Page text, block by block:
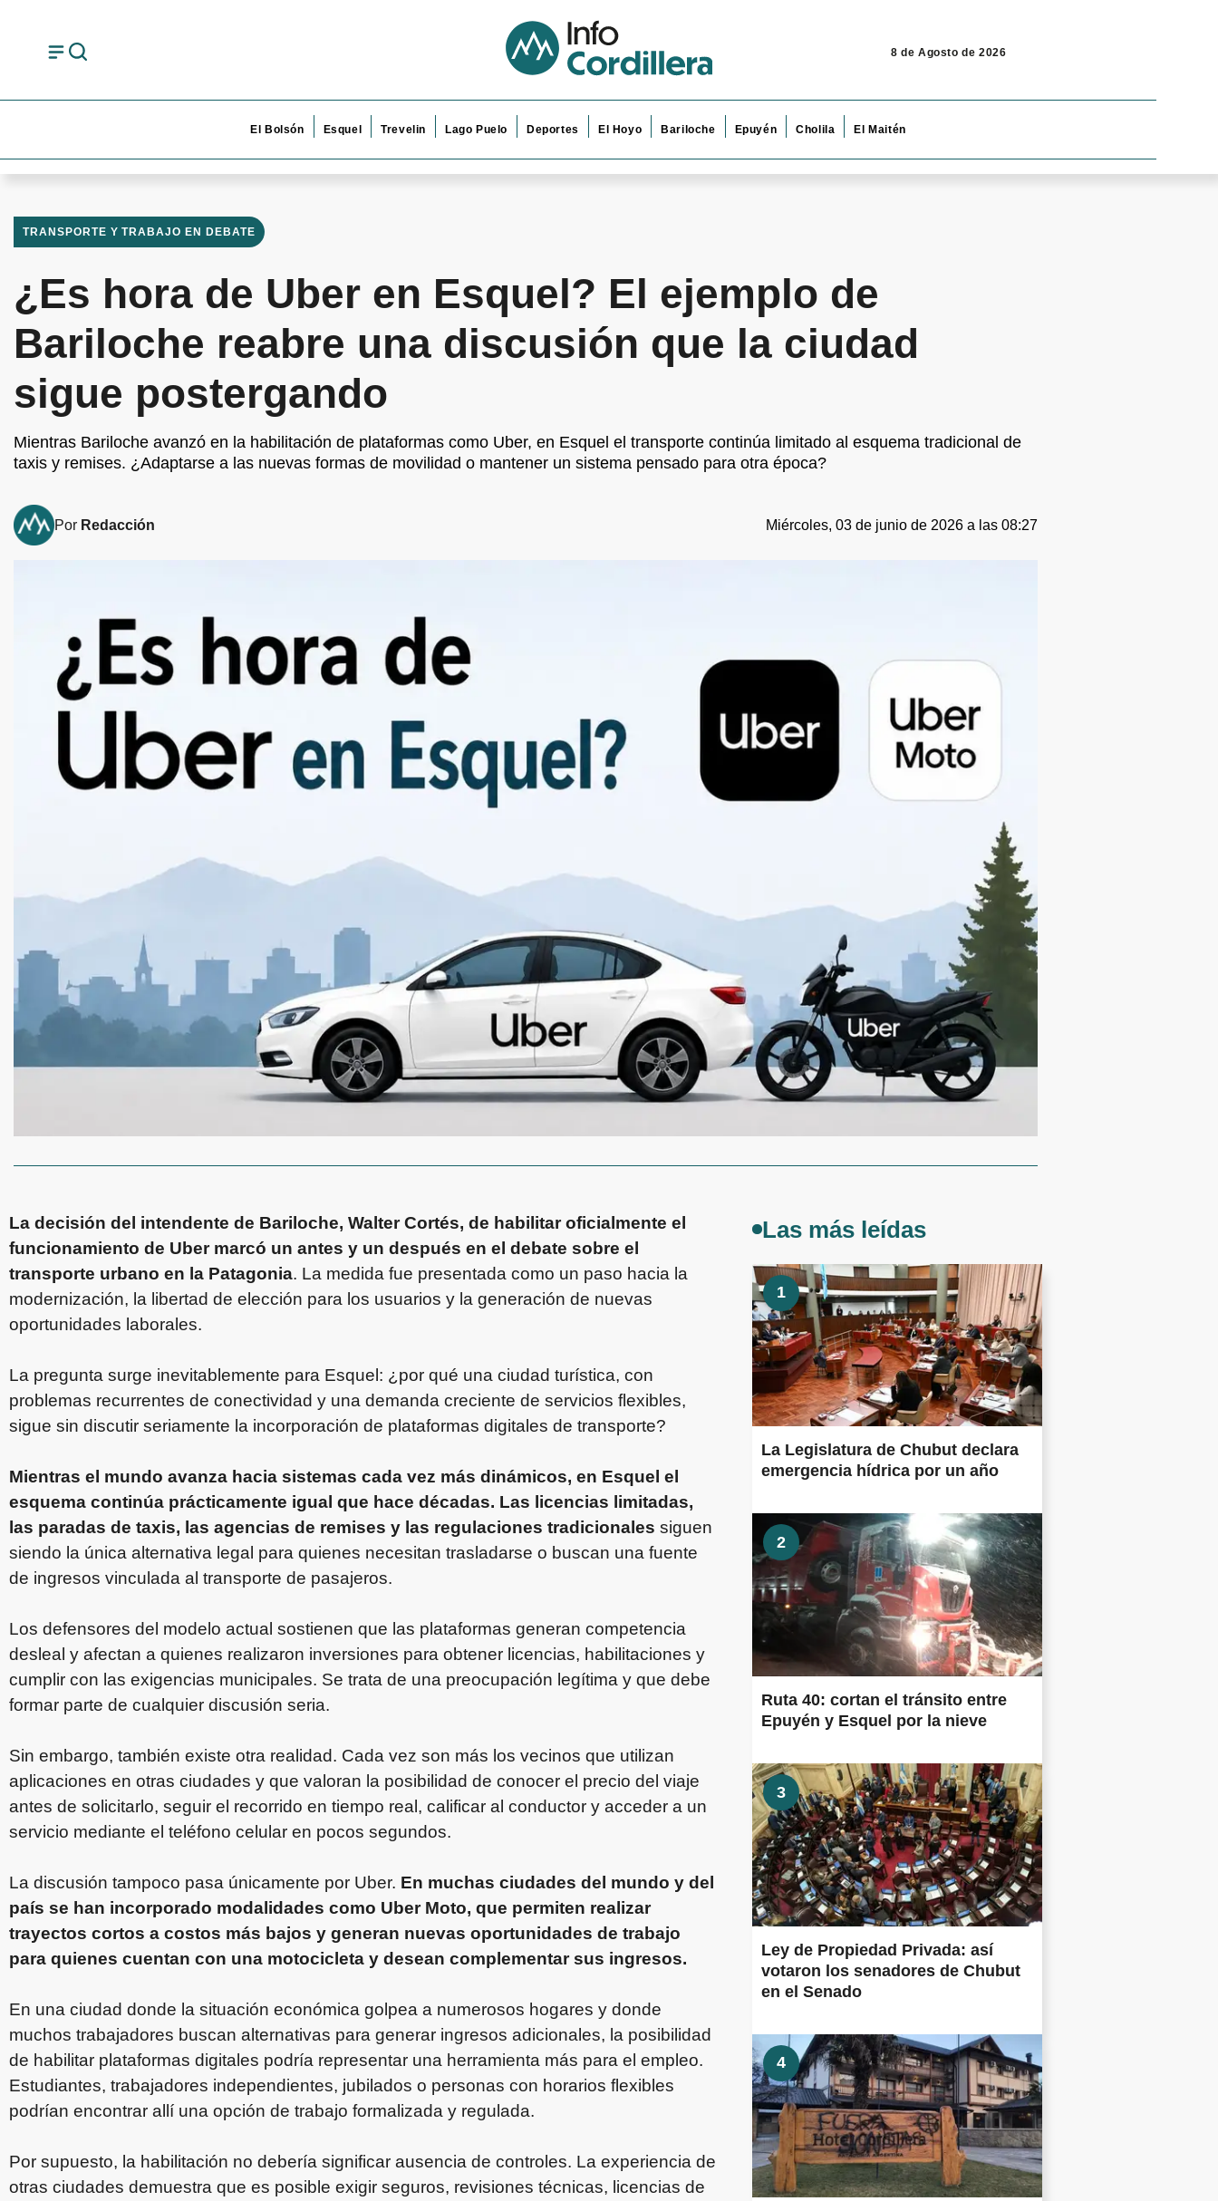
8 de Agosto de 2026
El Bolsón Esquel Trevelin Lago Puelo Deportes El Hoyo Bariloche Epuyén Cholila El Maitén
TRANSPORTE Y TRABAJO EN DEBATE
¿Es hora de Uber en Esquel? El ejemplo de
Bariloche reabre una discusión que la ciudad
sigue postergando
Mientras Bariloche avanzó en la habilitación de plataformas como Uber, en Esquel el transporte continúa limitado al esquema tradicional de
taxis y remises. ¿Adaptarse a las nuevas formas de movilidad o mantener un sistema pensado para otra época?
Por Redacción Miércoles, 03 de junio de 2026 a las 08:27
La decisión del intendente de Bariloche, Walter Cortés, de habilitar oficialmente el
funcionamiento de Uber marcó un antes y un después en el debate sobre el
transporte urbano en la Patagonia. La medida fue presentada como un paso hacia la
modernización, la libertad de elección para los usuarios y la generación de nuevas
oportunidades laborales.
La pregunta surge inevitablemente para Esquel: ¿por qué una ciudad turística, con
problemas recurrentes de conectividad y una demanda creciente de servicios flexibles,
sigue sin discutir seriamente la incorporación de plataformas digitales de transporte?
Mientras el mundo avanza hacia sistemas cada vez más dinámicos, en Esquel el
esquema continúa prácticamente igual que hace décadas. Las licencias limitadas,
las paradas de taxis, las agencias de remises y las regulaciones tradicionales siguen
siendo la única alternativa legal para quienes necesitan trasladarse o buscan una fuente
de ingresos vinculada al transporte de pasajeros.
Los defensores del modelo actual sostienen que las plataformas generan competencia
desleal y afectan a quienes realizaron inversiones para obtener licencias, habilitaciones y
cumplir con las exigencias municipales. Se trata de una preocupación legítima y que debe
formar parte de cualquier discusión seria.
Sin embargo, también existe otra realidad. Cada vez son más los vecinos que utilizan
aplicaciones en otras ciudades y que valoran la posibilidad de conocer el precio del viaje
antes de solicitarlo, seguir el recorrido en tiempo real, calificar al conductor y acceder a un
servicio mediante el teléfono celular en pocos segundos.
La discusión tampoco pasa únicamente por Uber. En muchas ciudades del mundo y del
país se han incorporado modalidades como Uber Moto, que permiten realizar
trayectos cortos a costos más bajos y generan nuevas oportunidades de trabajo
para quienes cuentan con una motocicleta y desean complementar sus ingresos.
En una ciudad donde la situación económica golpea a numerosos hogares y donde
muchos trabajadores buscan alternativas para generar ingresos adicionales, la posibilidad
de habilitar plataformas digitales podría representar una herramienta más para el empleo.
Estudiantes, trabajadores independientes, jubilados o personas con horarios flexibles
podrían encontrar allí una opción de trabajo formalizada y regulada.
Por supuesto, la habilitación no debería significar ausencia de controles. La experiencia de
otras ciudades demuestra que es posible exigir seguros, revisiones técnicas, licencias de
Las más leídas
1
La Legislatura de Chubut declara
emergencia hídrica por un año
2
Ruta 40: cortan el tránsito entre
Epuyén y Esquel por la nieve
3
Ley de Propiedad Privada: así
votaron los senadores de Chubut
en el Senado
4